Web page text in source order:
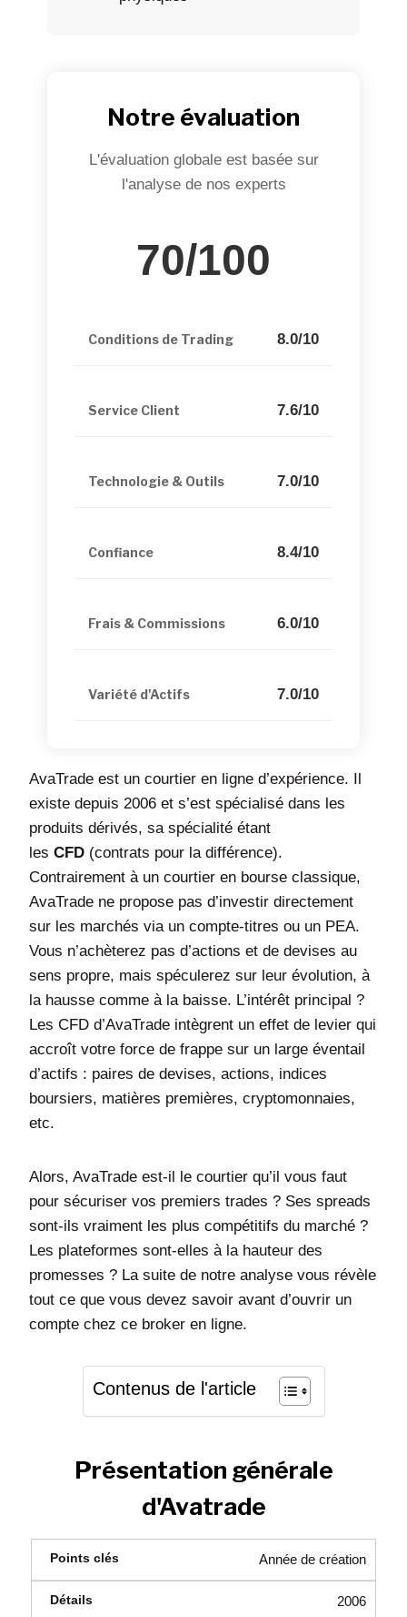
Notre évaluation
L'évaluation globale est basée sur
l'analyse de nos experts
70/100
Conditions de Trading 8.0/10
Service Client 7.6/10
Technologie & Outils 7.0/10
Confiance 8.4/10
Frais & Commissions 6.0/10
Variété d'Actifs 7.0/10
AvaTrade est un courtier en ligne d’expérience. Il
existe depuis 2006 et s’est spécialisé dans les
produits dérivés, sa spécialité étant
les CFD (contrats pour la différence).
Contrairement à un courtier en bourse classique,
AvaTrade ne propose pas d’investir directement
sur les marchés via un compte-titres ou un PEA.
Vous n’achèterez pas d’actions et de devises au
sens propre, mais spéculerez sur leur évolution, à
la hausse comme à la baisse. L’intérêt principal ?
Les CFD d’AvaTrade intègrent un effet de levier qui
accroît votre force de frappe sur un large éventail
d’actifs : paires de devises, actions, indices
boursiers, matières premières, cryptomonnaies,
etc.
Alors, AvaTrade est-il le courtier qu’il vous faut
pour sécuriser vos premiers trades ? Ses spreads
sont-ils vraiment les plus compétitifs du marché ?
Les plateformes sont-elles à la hauteur des
promesses ? La suite de notre analyse vous révèle
tout ce que vous devez savoir avant d’ouvrir un
compte chez ce broker en ligne.
Contenus de l'article
Présentation générale
d'Avatrade
Année de création
2006